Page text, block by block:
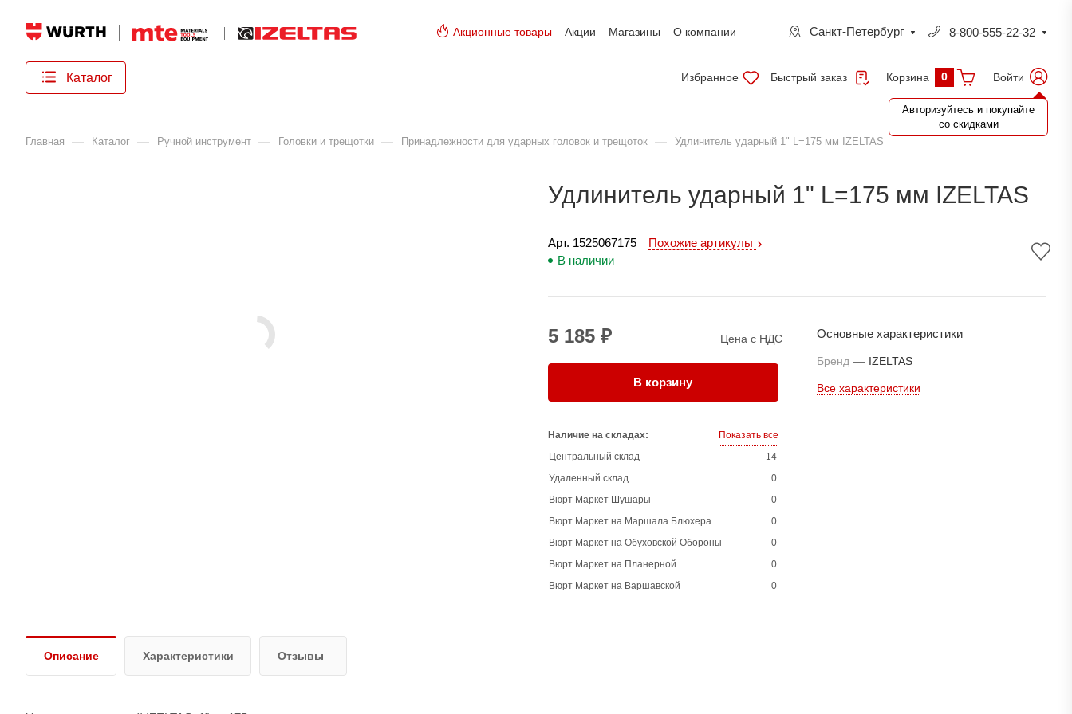
Акционные товары Акции Магазины О компании Санкт-Петербург 8-800-555-22-32
Каталог Избранное Быстрый заказ Корзина 0 Войти
Авторизуйтесь и покупайте
со скидками
Главная
— Каталог — Ручной инструмент — Головки и трещотки — Принадлежности для ударных головок и трещоток — Удлинитель ударный 1" L=175 мм IZELTAS
Удлинитель ударный 1" L=175 мм IZELTAS
Арт. 1525067175
Похожие артикулы
В наличии
5 185 ₽ Цена с НДС
В корзину
Наличие на складах:
Показать все
Центральный склад
14
Удаленный склад
0
Вюрт Маркет Шушары
0
Вюрт Маркет на Маршала Блюхера
0
Вюрт Маркет на Обуховской Обороны
0
Вюрт Маркет на Планерной
0
Вюрт Маркет на Варшавской
0
Основные характеристики
Бренд — IZELTAS
Все характеристики
Описание Характеристики Отзывы